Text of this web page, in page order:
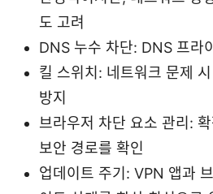
도 고려
DNS 누수 차단: DNS 프라
킬 스위치: 네트워크 문제
방지
브라우저 차단 요소 관리:
보안 경로를 확인
업데이트 주기: VPN 앱과